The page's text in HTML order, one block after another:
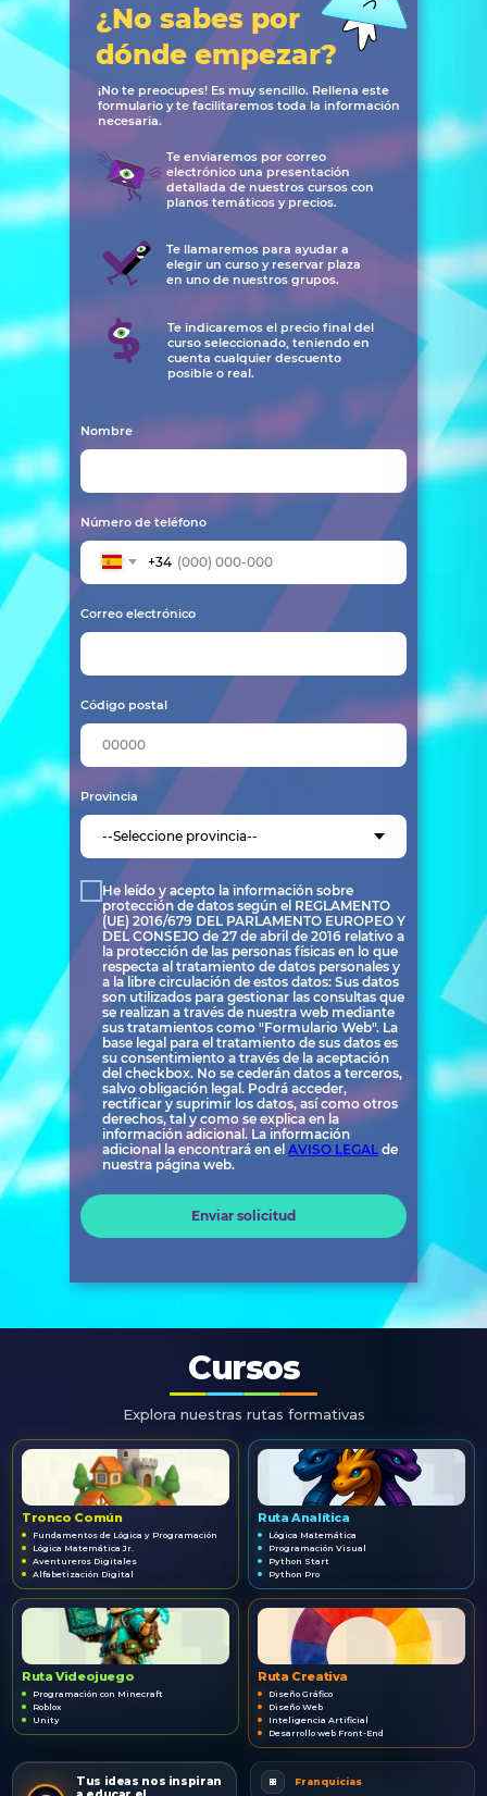
Te enviaremos por correo
electrónico una presentación
detallada de nuestros cursos con
planos temáticos y precios.
Te llamaremos para ayudar a
elegir un curso y reservar plaza
en uno de nuestros grupos.
Te indicaremos el precio final del
curso seleccionado, teniendo en
cuenta cualquier descuento
posible o real.
¿No sabes por
dónde empezar?
¡No te preocupes! Es muy sencillo. Rellena este
formulario y te facilitaremos toda la información
necesaria.
Nombre
Número de teléfono
+34
Correo electrónico
Código postal
Provincia
He leído y acepto la información sobre
protección de datos según el REGLAMENTO
(UE) 2016/679 DEL PARLAMENTO EUROPEO Y
DEL CONSEJO de 27 de abril de 2016 relativo a
la protección de las personas físicas en lo que
respecta al tratamiento de datos personales y
a la libre circulación de estos datos: Sus datos
son utilizados para gestionar las consultas que
se realizan a través de nuestra web mediante
sus tratamientos como "Formulario Web". La
base legal para el tratamiento de sus datos es
su consentimiento a través de la aceptación
del checkbox. No se cederán datos a terceros,
salvo obligación legal. Podrá acceder,
rectificar y suprimir los datos, así como otros
derechos, tal y como se explica en la
información adicional. La información
adicional la encontrará en el AVISO LEGAL de
nuestra página web.
Enviar solicitud
Tus ideas nos inspiran
Cursos
Explora nuestras rutas formativas
Tronco Común
Fundamentos de Lógica y Programación
Lógica Matemática Jr.
Aventureros Digitales
Alfabetización Digital
Ruta Analítica
Lógica Matemática
Programación Visual
Python Start
Python Pro
Ruta Videojuego
Programación con Minecraft
Roblox
Unity
Ruta Creativa
Diseño Gráfico
Diseño Web
Inteligencia Artificial
Desarrollo web Front-End
Franquicias